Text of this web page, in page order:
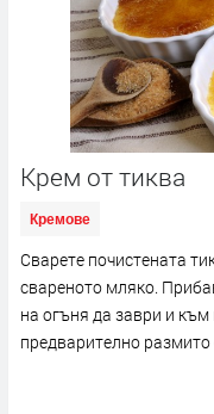
Крем от тиква
Кремове
Сварете почистената
свареното мляко.
на огъня да заври и
предварително размито